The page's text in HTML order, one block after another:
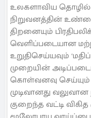
உலகளாவிய தொழில்
நிறுவனத்தின்
திறனையும்
வெளிப்படையான
உறுதிசெய்யவும்
முறையின்
கொள்வனவு செய்யும்
முடிவானது
குறைந்த வட்டி